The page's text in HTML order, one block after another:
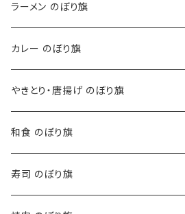
ラーメン のぼり旗
カレー のぼり旗
やきとり・唐揚げ のぼり旗
和食 のぼり旗
寿司 のぼり旗